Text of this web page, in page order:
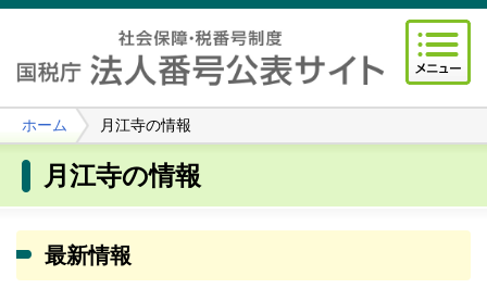
ホーム 月江寺の情報
月江寺の情報
最新情報